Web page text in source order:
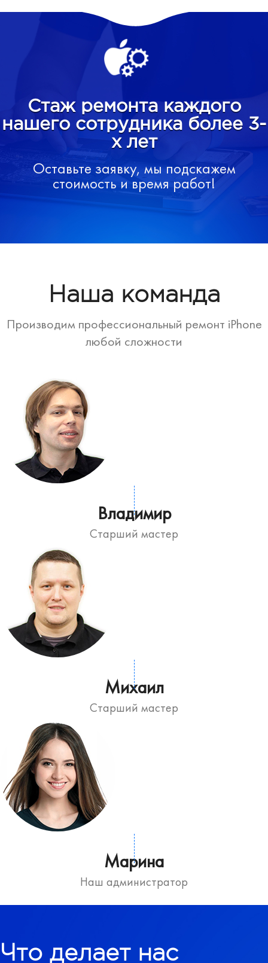
Стаж ремонта каждого
нашего сотрудника более 3-
х лет
Оставьте заявку, мы подскажем
стоимость и время работ!
Наша команда
Производим профессиональный ремонт iPhone
любой сложности
Владимир
Старший мастер
Михаил
Старший мастер
Марина
Наш администратор
Что делает нас